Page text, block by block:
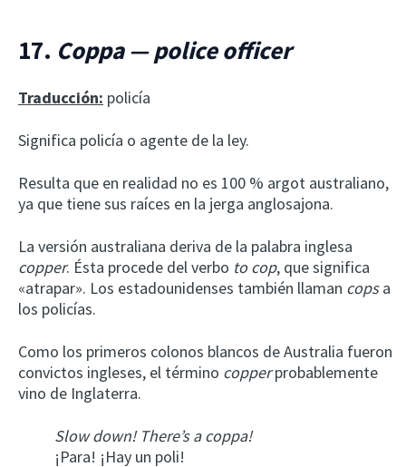
17. Coppa — police officer
Traducción: policía
Significa policía o agente de la ley.
Resulta que en realidad no es 100 % argot australiano,
ya que tiene sus raíces en la jerga anglosajona.
La versión australiana deriva de la palabra inglesa
copper. Ésta procede del verbo to cop, que significa
«atrapar». Los estadounidenses también llaman copsa
los policías.
Como los primeros colonos blancos de Australia fueron
convictos ingleses, el término copperprobablemente
vino de Inglaterra.
Slow down! There’s a coppa!
¡Para! ¡Hay un poli!